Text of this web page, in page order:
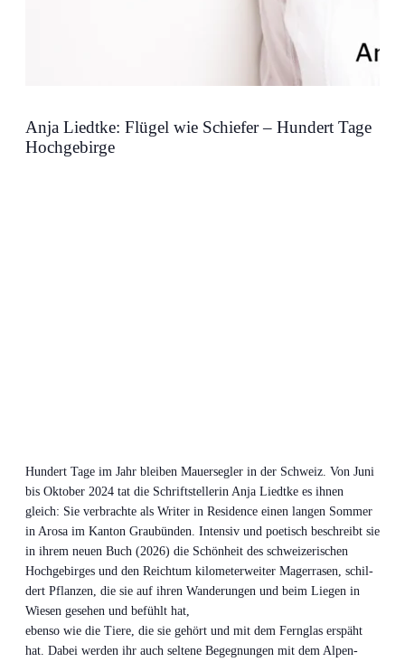
Anja Liedtke: Flügel wie Schiefer – Hundert Tage
Hochgebirge
Hun­dert Tage im Jahr blei­ben Mau­er­seg­ler in der Schweiz. Von Juni
bis Okto­ber 2024 tat die Schrift­stel­le­rin Anja Liedt­ke es ihnen
gleich: Sie ver­brach­te als Wri­ter in Resi­dence einen lan­gen Som­mer
in Aro­sa im Kan­ton Grau­bün­den. Inten­siv und poe­tisch beschreibt sie
in ihrem neu­en Buch (2026) die Schön­heit des schwei­ze­ri­schen
Hoch­ge­bir­ges und den Reich­tum kilo­me­ter­wei­ter Mager­ra­sen, schil­
dert Pflan­zen, die sie auf ihren Wan­de­run­gen und beim Lie­gen in
Wie­sen gese­hen und befühlt hat,
eben­so wie die Tie­re, die sie gehört und mit dem Fern­glas erspäht
hat. Dabei wer­den ihr auch sel­te­ne Begeg­nun­gen mit dem Alpen-